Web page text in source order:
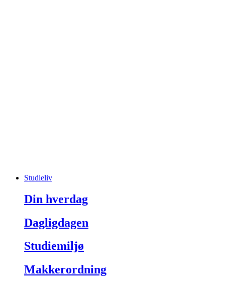
Studieliv
Din hverdag
Dagligdagen
Studiemiljø
Makkerordning